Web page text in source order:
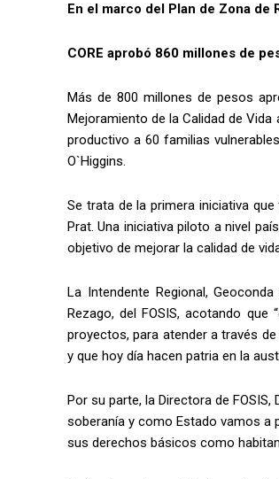
En el marco del Plan de Zona de
CORE aprobó 860 millones de
Más de 800 millones de pesos
Mejoramiento de la Calidad de
productivo a 60 familias
O`Higgins.
Se trata de la primera iniciativa
Prat. Una iniciativa piloto a nivel
objetivo de mejorar la calidad de
La Intendente Regional,
Rezago, del FOSIS, acotando
proyectos, para atender a través
y que hoy día hacen patria en la
Por su parte, la Directora de
soberanía y como Estado vamos a
sus derechos básicos como